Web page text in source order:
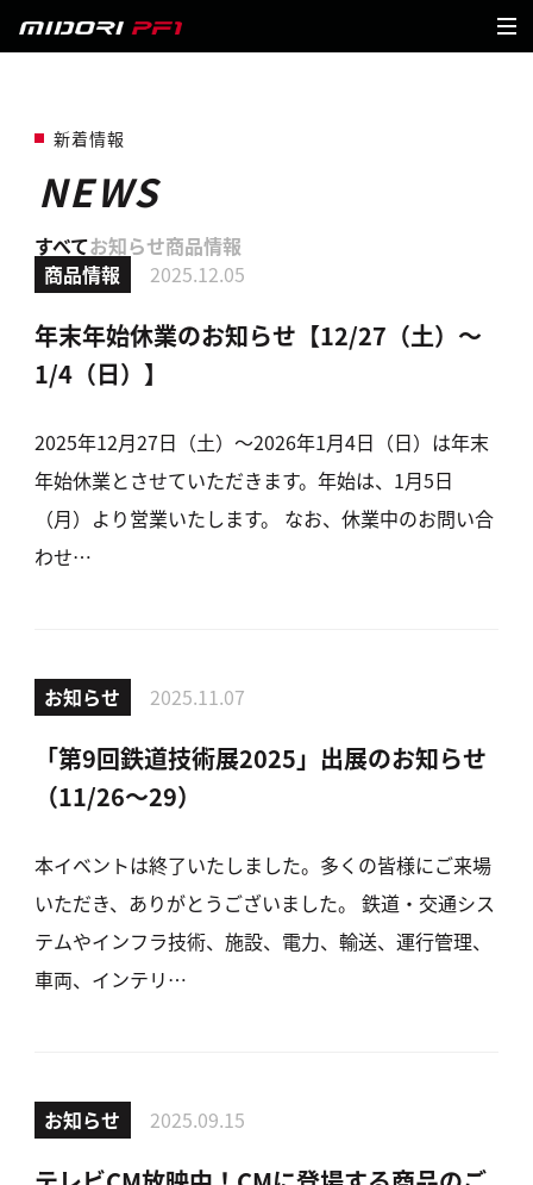
新着情報
NEWS
すべてお知らせ商品情報
商品情報
2025.12.05
年末年始休業のお知らせ【12/27（土）～
1/4（日）】
2025年12月27日（土）～2026年1月4日（日）は年末
年始休業とさせていただきます。年始は、1月5日
（月）より営業いたします。 なお、休業中のお問い合
わせ…
お知らせ 2025.11.07
「第9回鉄道技術展2025」出展のお知らせ
（11/26〜29）
本イベントは終了いたしました。多くの皆様にご来場
いただき、ありがとうございました。 鉄道・交通シス
テムやインフラ技術、施設、電力、輸送、運行管理、
車両、インテリ…
お知らせ 2025.09.15